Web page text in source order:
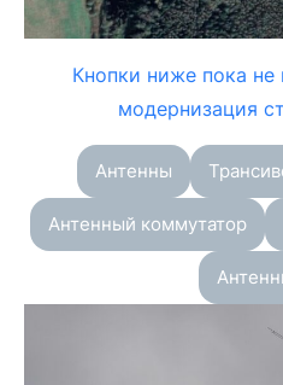
Кнопки ниже пока не
модернизация
Антенны
Антенный коммутатор